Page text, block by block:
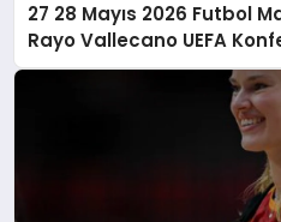
27 28 Mayıs 2026 Futbol
Rayo Vallecano UEFA